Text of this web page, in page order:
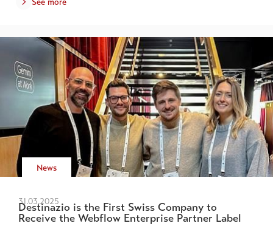
News
31.03.2025
Destinazio is the First Swiss Company to
Receive the Webflow Enterprise Partner Label